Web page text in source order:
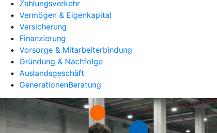
Zahlungsverkehr
Vermögen & Eigenkapital
Versicherung
Finanzierung
Vorsorge & Mitarbeiterbindung
Gründung & Nachfolge
Auslandsgeschäft
GenerationenBeratung